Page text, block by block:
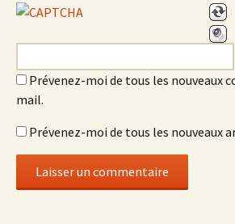
Prévenez-moi de tous les nouveaux
mail.
Prévenez-moi de tous les nouveaux